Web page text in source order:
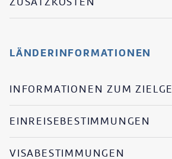
LÄNDERINFORMATIONEN
INFORMATIONEN ZUM
EINREISEBESTIMMUNGEN
VISABESTIMMUNGEN